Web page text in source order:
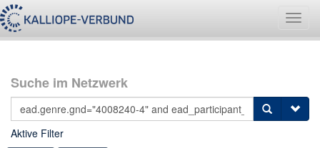
Suche im Netzwerk
Aktive Filter